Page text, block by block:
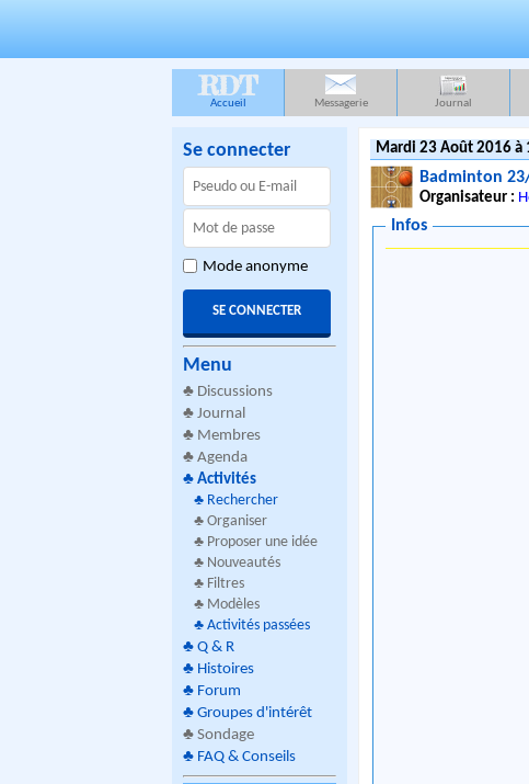
RDT
Accueil Messagerie Journal
Se connecter
Mode anonyme
Menu
♣ Discussions
♣ Journal
♣ Membres
♣ Agenda
♣ Activités
♣ Rechercher
♣ Organiser
♣ Proposer une idée
♣ Nouveautés
♣ Filtres
♣ Modèles
♣ Activités passées
♣ Q & R
♣ Histoires
♣ Forum
♣ Groupes d'intérêt
♣ Sondage
♣ FAQ & Conseils
Mardi 23 Août 2016 à
Badminton
Organisateur :
Infos